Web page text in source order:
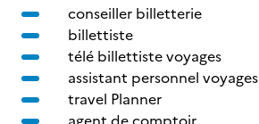
conseiller billetterie
billettiste
télé billettiste voyages
assistant personnel voyages
travel Planner